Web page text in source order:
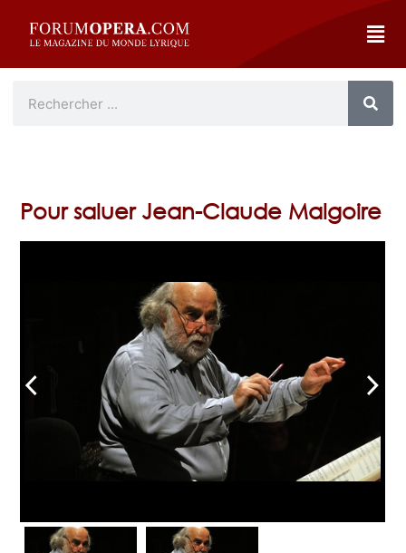
Pour saluer Jean-Claude Malgoire
arrow_back_ios arrow_forward_ios